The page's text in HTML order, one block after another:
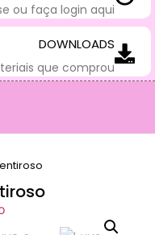
ou faça login aqui
DOWNLOADS
que comprou